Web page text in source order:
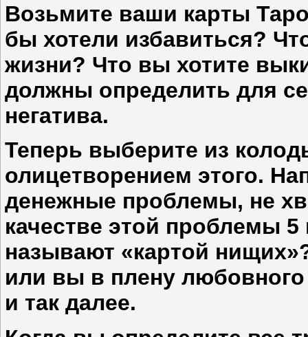
Возьмите ваши карты
бы хотели избавиться?
жизни? Что вы хотите
должны определить для
негатива.
Теперь выберите из
олицетворением этого.
денежные проблемы, не
качестве этой проблемы 5
называют «картой
или вы в плену любовного
и так далее.